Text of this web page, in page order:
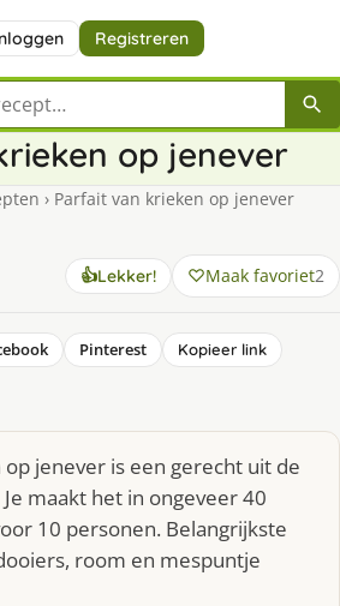
Registreren
recept
op jenever
› Parfait van krieken op jenever
👍Lekker! Maak favoriet2
Pinterest
Kopieer link
jenever is een gerecht uit de
maakt het in ongeveer 40
10 personen. Belangrijkste
room en mespuntje